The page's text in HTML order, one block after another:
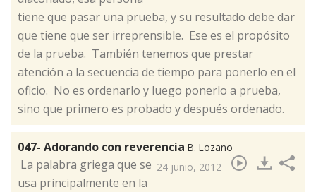
tiene que pasar una prueba, y su resultado debe dar
que tiene que ser irreprensible. Ese es el propósito
de la prueba. También tenemos que prestar
atención a la secuencia de tiempo para ponerlo en el
oficio. No es ordenarlo y luego ponerlo a prueba,
sino que primero es probado y después ordenado.
047- Adorando con reverencia B. Lozano
24 junio, 2012
​ La palabra griega que se
usa principalmente en la